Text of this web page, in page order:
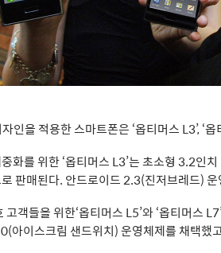
인을 적용한 스마트폰은 ‘옵티머스 L3’, ‘
화를 위한 ‘옵티머스 L3’는 초소형 3.2인
판매된다. 안드로이드 2.3(진저브레드)
고객들을 위한‘옵티머스 L5’와 ‘옵티머스
아이스크림 샌드위치) 운영체제를 채택했